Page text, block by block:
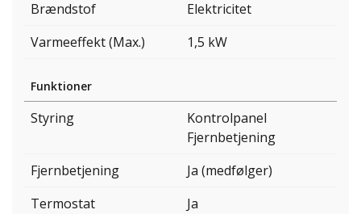
Brændstof
Elektricitet
Varmeeffekt (Max.)
1,5 kW
Funktioner
Styring
Kontrolpanel
Fjernbetjening
Fjernbetjening
Ja (medfølger)
Termostat
Ja